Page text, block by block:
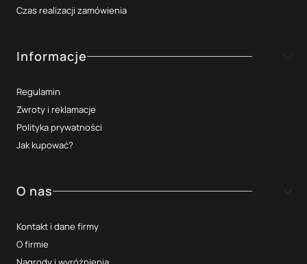
Czas realizacji zamówienia
Informacje
Regulamin
Zwroty i reklamacje
Polityka prywatności
Jak kupować?
O nas
Kontakt i dane firmy
O firmie